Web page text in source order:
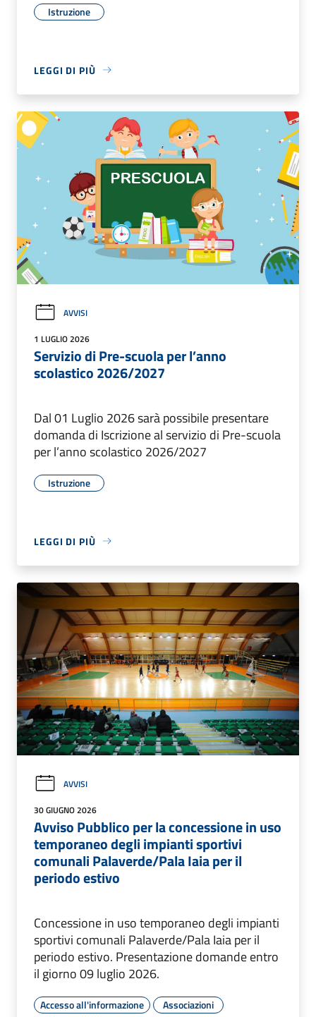
Istruzione
LEGGI DI PIÙ
AVVISI
1 LUGLIO 2026
Servizio di Pre-scuola per l’anno
scolastico 2026/2027
Dal 01 Luglio 2026 sarà possibile presentare
domanda di Iscrizione al servizio di Pre-scuola
per l’anno scolastico 2026/2027
Istruzione
LEGGI DI PIÙ
AVVISI
30 GIUGNO 2026
Avviso Pubblico per la concessione in uso
temporaneo degli impianti sportivi
comunali Palaverde/Pala Iaia per il
periodo estivo
Concessione in uso temporaneo degli impianti
sportivi comunali Palaverde/Pala Iaia per il
periodo estivo. Presentazione domande entro
il giorno 09 luglio 2026.
Accesso all'informazione Associazioni